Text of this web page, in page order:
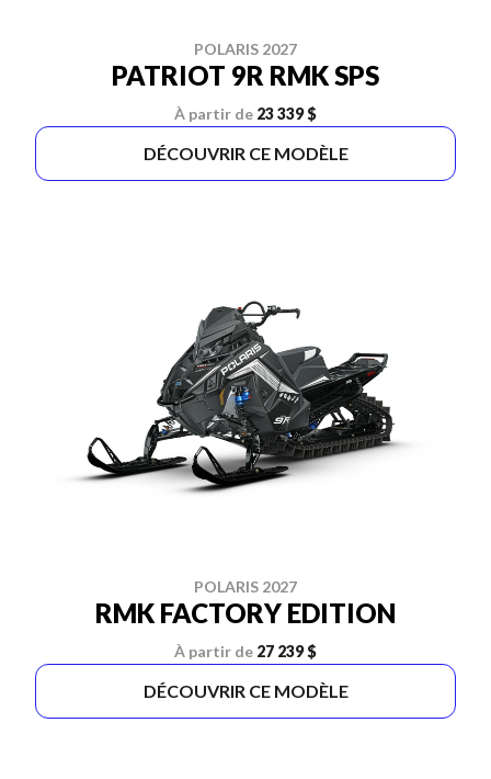
POLARIS 2027
PATRIOT 9R RMK SPS
À partir de 23 339 $
DÉCOUVRIR CE MODÈLE
POLARIS 2027
RMK FACTORY EDITION
À partir de 27 239 $
DÉCOUVRIR CE MODÈLE